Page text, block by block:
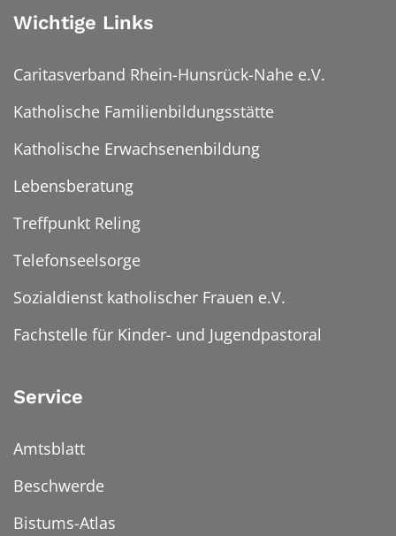
Wichtige Links
Caritasverband Rhein-Hunsrück-Nahe e.V.
Katholische Familienbildungsstätte
Katholische Erwachsenenbildung
Lebensberatung
Treffpunkt Reling
Telefonseelsorge
Sozialdienst katholischer Frauen e.V.
Fachstelle für Kinder- und Jugendpastoral
Service
Amtsblatt
Beschwerde
Bistums-Atlas